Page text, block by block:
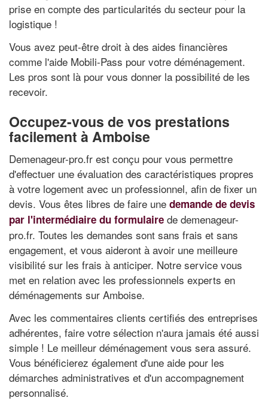
prise en compte des particularités du secteur pour la
logistique !
Vous avez peut-être droit à des aides financières
comme l'aide Mobili-Pass pour votre déménagement.
Les pros sont là pour vous donner la possibilité de les
recevoir.
Occupez-vous de vos prestations
facilement à Amboise
Demenageur-pro.fr est conçu pour vous permettre
d'effectuer une évaluation des caractéristiques propres
à votre logement avec un professionnel, afin de fixer un
devis. Vous êtes libres de faire une demande de devis
par l'intermédiaire du formulaire de demenageur-
pro.fr. Toutes les demandes sont sans frais et sans
engagement, et vous aideront à avoir une meilleure
visibilité sur les frais à anticiper. Notre service vous
met en relation avec les professionnels experts en
déménagements sur Amboise.
Avec les commentaires clients certifiés des entreprises
adhérentes, faire votre sélection n'aura jamais été aussi
simple ! Le meilleur déménagement vous sera assuré.
Vous bénéficierez également d'une aide pour les
démarches administratives et d'un accompagnement
personnalisé.